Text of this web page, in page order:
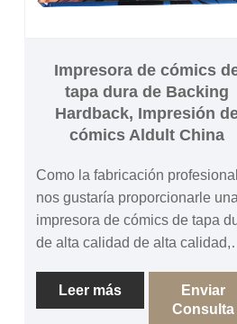
Impresora de cómics
tapa dura de Backing
Hardback, Impresión
cómics Aldult China
Como la fabricación
nos gustaría proporcionarle una
impresora de cómics de tapa
de alta calidad de alta calidad,
dura de alta calidad, aldult
books imprimiendo a China con
Leer más
Enviar
Consulta